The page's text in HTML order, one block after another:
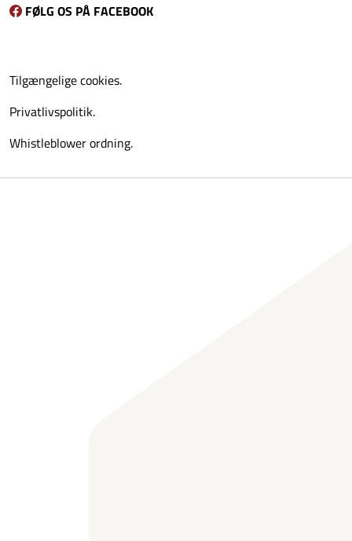
FØLG OS PÅ FACEBOOK
Tilgængelige cookies.
Privatlivspolitik.
Whistleblower ordning.